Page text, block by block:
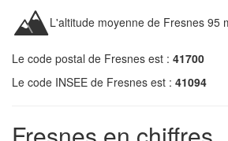
L'altitude moyenne de Fresnes 95
Le code postal de Fresnes est : 41700
Le code INSEE de Fresnes est : 41094